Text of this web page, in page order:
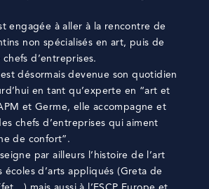
engagée à aller à la rencontre de
non spécialisés en art, puis de
d’entreprises.
désormais devenue son quotidien
en tant qu’experte en “art et
et Germe, elle accompagne et
chefs d’entreprises qui aiment
de confort”.
par ailleurs l’histoire de l’art
écoles d’arts appliqués (Greta de